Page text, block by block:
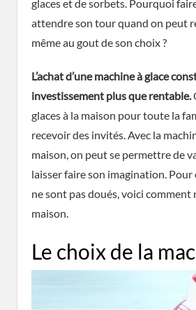
glaces et de sorbets. Pourquoi
attendre son tour quand on peut
même au gout de son choix ?
L’achat d’une machine à glace
investissement plus que rentable.
glaces à la maison pour toute la
recevoir des invités. Avec la
maison, on peut se permettre de
laisser faire son imagination. Pour
ne sont pas doués, voici comment
maison.
Le choix de la